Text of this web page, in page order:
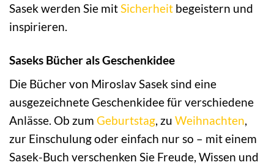
Sasek werden Sie mitSicherheit begeistern und
inspirieren.
Saseks Bücher als Geschenkidee
Die Bücher von Miroslav Sasek sind eine
ausgezeichnete Geschenkidee für verschiedene
Anlässe. Ob zum Geburtstag, zu Weihnachten,
zur Einschulung oder einfach nur so – mit einem
Sasek-Buch verschenken Sie Freude, Wissen und